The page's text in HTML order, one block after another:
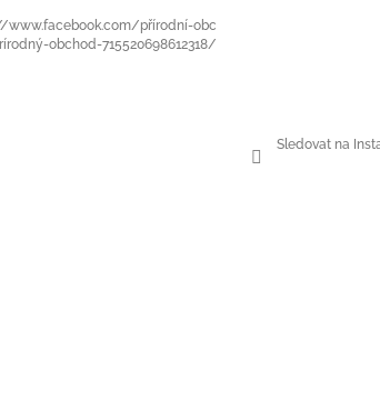
www.facebook.com/přírodní-obc
obchod-715520698612318/
Sledovat na